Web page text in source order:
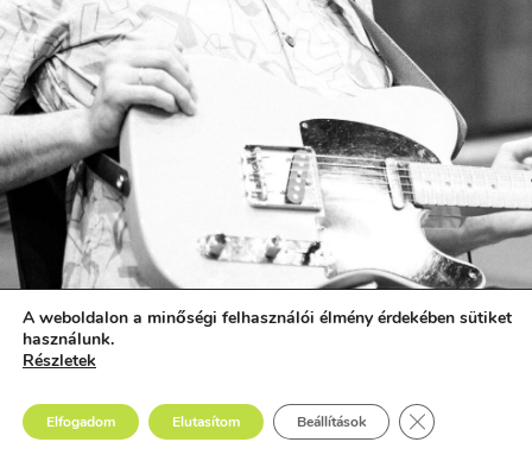
A weboldalon a minőségi felhasználói élmény érdekében sütiket
használunk.
Részletek
Elfogadom Elutasítom Beállítások Close GDPR